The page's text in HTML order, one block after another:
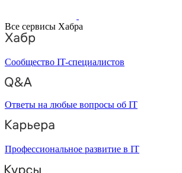
Все сервисы Хабра
Сообщество IT-специалистов
Ответы на любые вопросы об IT
Профессиональное развитие в IT